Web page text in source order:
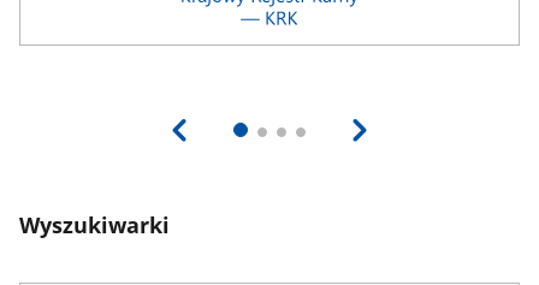
Wyszukiwarki